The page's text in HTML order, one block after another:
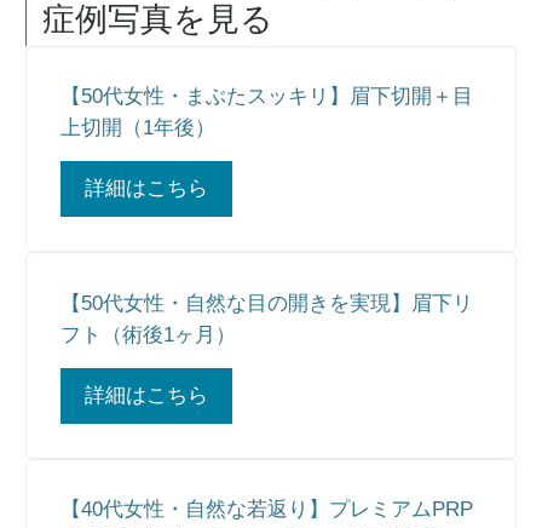
症例写真を見る
【50代女性・まぶたスッキリ】眉下切開＋目
上切開（1年後）
詳細はこちら
【50代女性・自然な目の開きを実現】眉下リ
フト（術後1ヶ月）
詳細はこちら
【40代女性・自然な若返り】プレミアムPRP